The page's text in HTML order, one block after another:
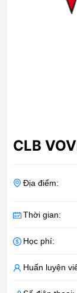
CLB
Địa điểm:
Thời gian:
Học phí:
Huấn luyện